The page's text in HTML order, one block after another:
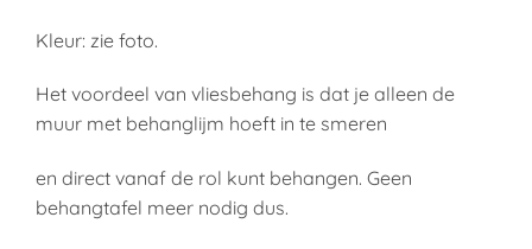
Kleur: zie foto.
Het voordeel van vliesbehang is dat je alleen de
muur met behanglijm hoeft in te smeren
en direct vanaf de rol kunt behangen. Geen
behangtafel meer nodig dus.